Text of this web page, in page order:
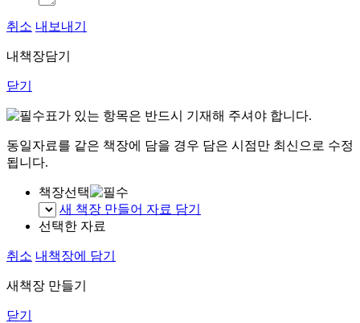
취소 내보내기
내책장담기
닫기
표가 있는 항목은 반드시 기재해 주셔야 합니다.
동일자료를 같은 책장에 담을 경우 담은 시점만 최신으로 수정
됩니다.
책장선택
새 책장 만들어 자료 담기
선택한 자료
취소 내책장에 담기
새책장 만들기
닫기